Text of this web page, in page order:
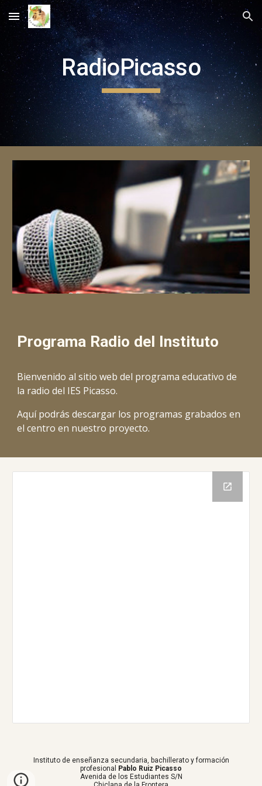
Skip to main content Skip to navigation
RadioPicasso
Programa Radio del Instituto
Bienvenido al sitio web del programa educativo de
la radio del IES Picasso.
Aquí podrás descargar los programas grabados en
el centro en nuestro proyecto.
Instituto de enseñanza secundaria, bachillerato y formación
profesional
Pablo Ruiz Picasso
Avenida de los Estudiantes S/N